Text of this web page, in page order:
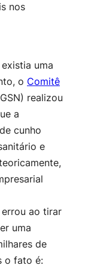
nos
uma
o Comitê
realizou
a
cunho
e
ao tirar
uma
de
o fato é: